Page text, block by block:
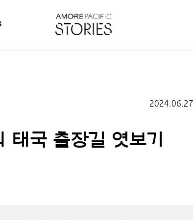
2024.06.27
태국 출장길 엿보기